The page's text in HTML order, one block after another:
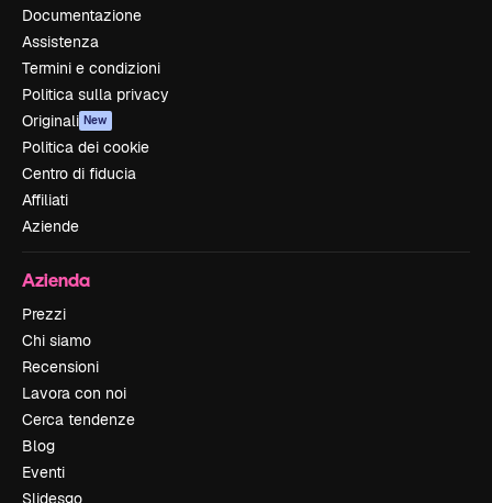
Documentazione
Assistenza
Termini e condizioni
Politica sulla privacy
Originali New
Politica dei cookie
Centro di fiducia
Affiliati
Aziende
Azienda
Prezzi
Chi siamo
Recensioni
Lavora con noi
Cerca tendenze
Blog
Eventi
Slidesgo